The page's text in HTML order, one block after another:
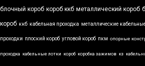
блочный короб короб ккб металлический короб
короб ккб кабельная проходка металлические
проходки плоский короб угловой короб пкм опорные
проходка кабельные лотки короб коробка зажимов кз